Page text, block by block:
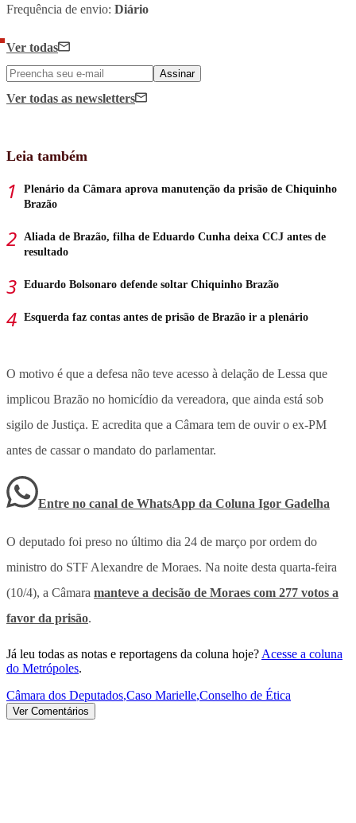
Frequência de envio: Diário
Ver todas
Assinar
Ver todas as newsletters
Leia também
Plenário da Câmara aprova manutenção da prisão de Chiquinho
Brazão
Aliada de Brazão, filha de Eduardo Cunha deixa CCJ antes de
resultado
Eduardo Bolsonaro defende soltar Chiquinho Brazão
Esquerda faz contas antes de prisão de Brazão ir a plenário
O motivo é que a defesa não teve acesso à delação de Lessa que
implicou Brazão no homicídio da vereadora, que ainda está sob
sigilo de Justiça. E acredita que a Câmara tem de ouvir o ex-PM
antes de cassar o mandato do parlamentar.
Entre no canal de WhatsApp da Coluna Igor Gadelha
O deputado foi preso no último dia 24 de março por ordem do
ministro do STF Alexandre de Moraes. Na noite desta quarta-feira
(10/4), a Câmara manteve a decisão de Moraes com 277 votos a
favor da prisão.
Já leu todas as notas e reportagens da coluna hoje? Acesse a coluna
do Metrópoles.
Câmara dos Deputados,Caso Marielle,Conselho de Ética
Ver Comentários